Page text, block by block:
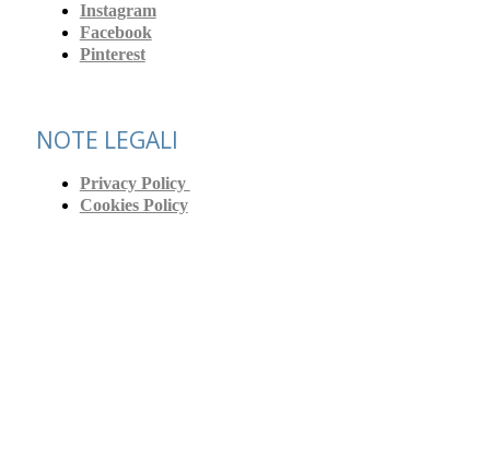
Instagram
Facebook
Pinterest
NOTE LEGALI
Privacy Policy
Cookies Policy